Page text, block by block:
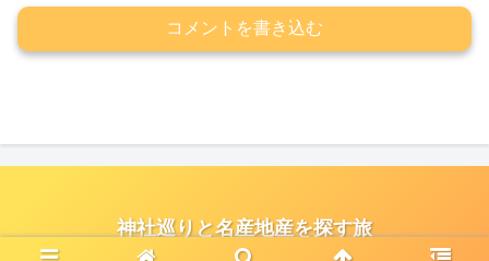
コメントを書き込む
神社巡りと名産地産を探す旅